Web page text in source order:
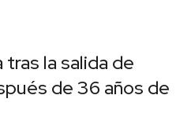
la salida de
de 36 años de